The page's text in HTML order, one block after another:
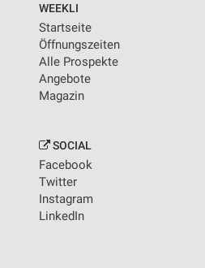
WEEKLI
Startseite
Öffnungszeiten
Alle Prospekte
Angebote
Magazin
SOCIAL
Facebook
Twitter
Instagram
LinkedIn